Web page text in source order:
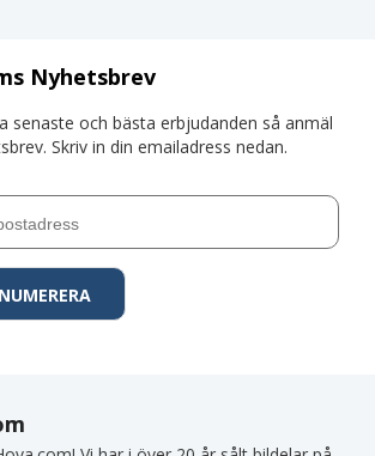
Nyhetsbrev
senaste och bästa erbjudanden så anmäl
Skriv in din emailadress nedan.